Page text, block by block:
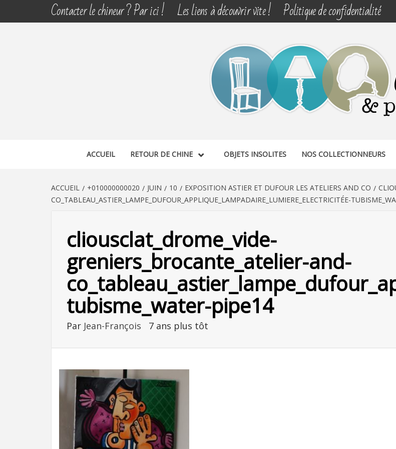
Contacter le chineur ? Par ici ! Les liens à découvrir vite ! Politique de confidentialité
CHINE &
ACCUEIL RETOUR DE CHINE OBJETS INSOLITES NOS COLLECTIONNEURS
ACCUEIL +010000000020 JUIN 10 EXPOSITION ASTIER ET DUFOUR LES ATELIERS AND CO
CO_TABLEAU_ASTIER_LAMPE_DUFOUR_APPLIQUE_LAMPADAIRE_LUMIERE_ELECTRICITÉE-
cliousclat_drome_vide-
greniers_brocante_atelier-and-
tubisme_water-pipe14
Par Jean-François 7 ans plus tôt